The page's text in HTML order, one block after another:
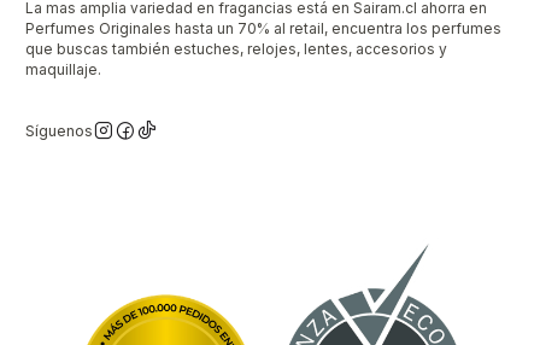
La mas amplia variedad en fragancias está en Sairam.cl ahorra en
Perfumes Originales hasta un 70% al retail, encuentra los perfumes
que buscas también estuches, relojes, lentes, accesorios y
maquillaje.
Síguenos